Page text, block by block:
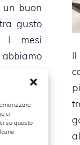
ci
su questo
un buon
gusto
I mesi
, la
e il
alle
oggi